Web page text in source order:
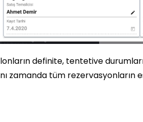
definite, tentetive
zamanda tüm rezervasyonların